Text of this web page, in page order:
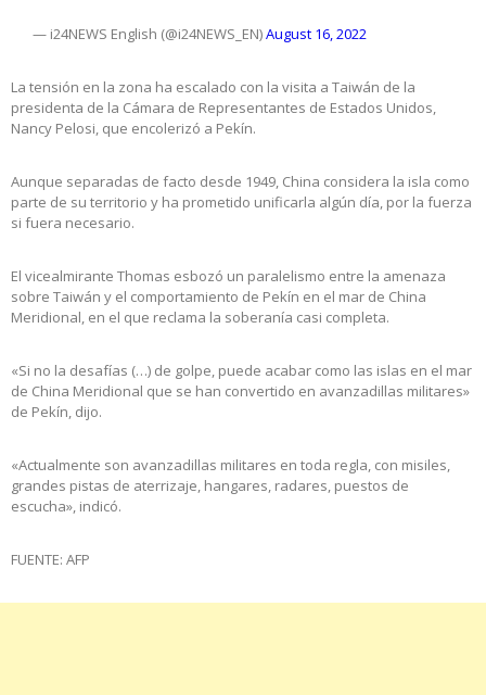
— i24NEWS English (@i24NEWS_EN)August 16, 2022
La tensión en la zona ha escalado con la visita a Taiwán de la
presidenta de la Cámara de Representantes de Estados Unidos,
Nancy Pelosi, que encolerizó a Pekín.
Aunque separadas de facto desde 1949, China considera la isla como
parte de su territorio y ha prometido unificarla algún día, por la fuerza
si fuera necesario.
El vicealmirante Thomas esbozó un paralelismo entre la amenaza
sobre Taiwán y el comportamiento de Pekín en el mar de China
Meridional, en el que reclama la soberanía casi completa.
«Si no la desafías (…) de golpe, puede acabar como las islas en el mar
de China Meridional que se han convertido en avanzadillas militares»
de Pekín, dijo.
«Actualmente son avanzadillas militares en toda regla, con misiles,
grandes pistas de aterrizaje, hangares, radares, puestos de
escucha», indicó.
FUENTE: AFP